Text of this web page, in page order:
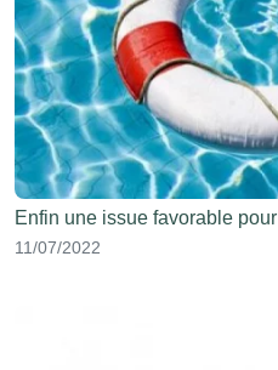
Enfin une issue favorable
11/07/2022